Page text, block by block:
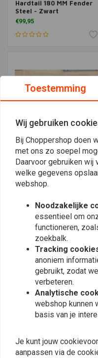
Hardtail 180 MM Fender
Steel - Zwart
€99,95
MCU
150mm Stalen Hardtail
Spatbord
Meest bekeken
Op de
Toestemming
Wij gebruiken
Bij Choppershop doen
met ons zo soepel
Daarvoor gebruiken
welke gegevens
webshop.
Noodzakelijke
essentieel om
functioneren,
zoekbalk.
Tracking
anoniem
gebruikt, zodat
verbeteren.
Analytische
webshop kunnen
basis van je
Je kunt jouw
aanpassen via de